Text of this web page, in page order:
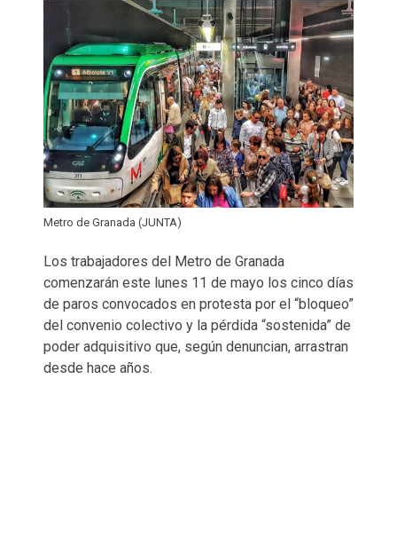
Metro de Granada (JUNTA)
Los trabajadores del Metro de Granada
comenzarán este lunes 11 de mayo los cinco días
de paros convocados en protesta por el “bloqueo”
del convenio colectivo y la pérdida “sostenida” de
poder adquisitivo que, según denuncian, arrastran
desde hace años.